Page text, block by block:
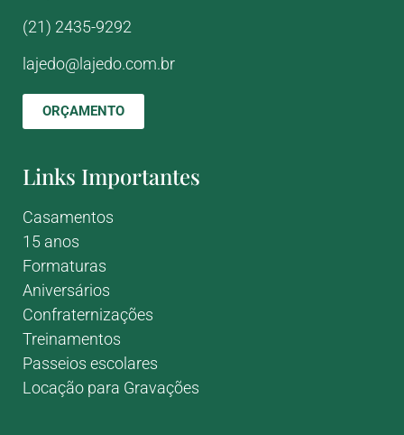
(21) 2435-9292
lajedo@lajedo.com.br
ORÇAMENTO
Links Importantes
Casamentos
15 anos
Formaturas
Aniversários
Confraternizações
Treinamentos
Passeios escolares
Locação para Gravações